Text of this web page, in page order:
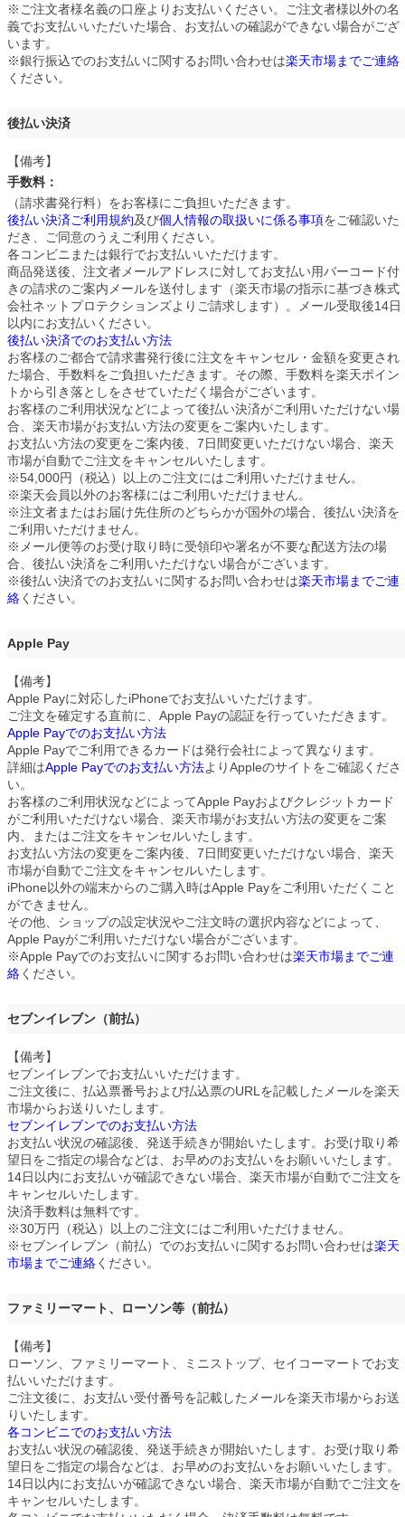
※ご注文者様名義の口座よりお支払いください。ご注文者様以外の名
義でお支払いいただいた場合、お支払いの確認ができない場合がござ
います。
※銀行振込でのお支払いに関するお問い合わせは楽天市場までご連絡
ください。
後払い決済
【備考】
手数料：
（請求書発行料）をお客様にご負担いただきます。
後払い決済ご利用規約及び個人情報の取扱いに係る事項をご確認いた
だき、ご同意のうえご利用ください。
各コンビニまたは銀行でお支払いいただけます。
商品発送後、注文者メールアドレスに対してお支払い用バーコード付
きの請求のご案内メールを送付します（楽天市場の指示に基づき株式
会社ネットプロテクションズよりご請求します）。メール受取後14日
以内にお支払いください。
後払い決済でのお支払い方法
お客様のご都合で請求書発行後に注文をキャンセル・金額を変更され
た場合、手数料をご負担いただきます。その際、手数料を楽天ポイン
トから引き落としをさせていただく場合がございます。
お客様のご利用状況などによって後払い決済がご利用いただけない場
合、楽天市場がお支払い方法の変更をご案内いたします。
お支払い方法の変更をご案内後、7日間変更いただけない場合、楽天
市場が自動でご注文をキャンセルいたします。
※54,000円（税込）以上のご注文にはご利用いただけません。
※楽天会員以外のお客様にはご利用いただけません。
※注文者またはお届け先住所のどちらかが国外の場合、後払い決済を
ご利用いただけません。
※メール便等のお受け取り時に受領印や署名が不要な配送方法の場
合、後払い決済をご利用いただけない場合がございます。
※後払い決済でのお支払いに関するお問い合わせは楽天市場までご連
絡ください。
Apple Pay
【備考】
Apple Payに対応したiPhoneでお支払いいただけます。
ご注文を確定する直前に、Apple Payの認証を行っていただきます。
Apple Payでのお支払い方法
Apple Payでご利用できるカードは発行会社によって異なります。
詳細はApple Payでのお支払い方法よりAppleのサイトをご確認くださ
い。
お客様のご利用状況などによってApple Payおよびクレジットカード
がご利用いただけない場合、楽天市場がお支払い方法の変更をご案
内、またはご注文をキャンセルいたします。
お支払い方法の変更をご案内後、7日間変更いただけない場合、楽天
市場が自動でご注文をキャンセルいたします。
iPhone以外の端末からのご購入時はApple Payをご利用いただくこと
ができません。
その他、ショップの設定状況やご注文時の選択内容などによって、
Apple Payがご利用いただけない場合がございます。
※Apple Payでのお支払いに関するお問い合わせは楽天市場までご連
絡ください。
セブンイレブン（前払）
【備考】
セブンイレブンでお支払いいただけます。
ご注文後に、払込票番号および払込票のURLを記載したメールを楽天
市場からお送りいたします。
セブンイレブンでのお支払い方法
お支払い状況の確認後、発送手続きが開始いたします。お受け取り希
望日をご指定の場合などは、お早めのお支払いをお願いいたします。
14日以内にお支払いが確認できない場合、楽天市場が自動でご注文を
キャンセルいたします。
決済手数料は無料です。
※30万円（税込）以上のご注文にはご利用いただけません。
※セブンイレブン（前払）でのお支払いに関するお問い合わせは楽天
市場までご連絡ください。
ファミリーマート、ローソン等（前払）
【備考】
ローソン、ファミリーマート、ミニストップ、セイコーマートでお支
払いいただけます。
ご注文後に、お支払い受付番号を記載したメールを楽天市場からお送
りいたします。
各コンビニでのお支払い方法
お支払い状況の確認後、発送手続きが開始いたします。お受け取り希
望日をご指定の場合などは、お早めのお支払いをお願いいたします。
14日以内にお支払いが確認できない場合、楽天市場が自動でご注文を
キャンセルいたします。